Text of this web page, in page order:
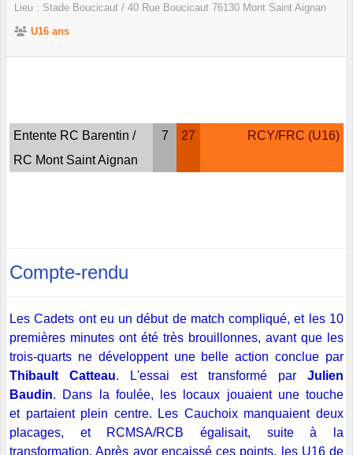
Lieu : Stade Boucicaut / 40 Rue Boucicaut 76130 Mont Saint Aignan
U16 ans
Entente RC Barentin /
RC Mont Saint Aignan
7 27 RCY/FRC (U16)
Compte-rendu
Les Cadets ont eu un début de match compliqué, et les 10
premières minutes ont été très brouillonnes, avant que les
trois-quarts ne développent une belle action conclue par
Thibault Catteau. L'essai est transformé par Julien
Baudin. Dans la foulée, les locaux jouaient une touche
et partaient plein centre. Les Cauchoix manquaient deux
placages, et RCMSA/RCB égalisait, suite à la
transformation. Après avor encaissé ces points, les U16 de